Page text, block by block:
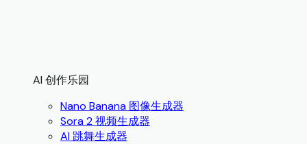
AI 创作乐园
Nano Banana 图像生成器
Sora 2 视频生成器
AI 跳舞生成器